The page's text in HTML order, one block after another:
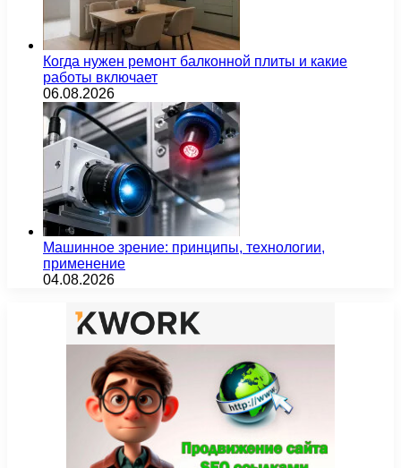
Когда нужен ремонт балконной плиты и какие
работы включает
06.08.2026
Машинное зрение: принципы, технологии,
применение
04.08.2026